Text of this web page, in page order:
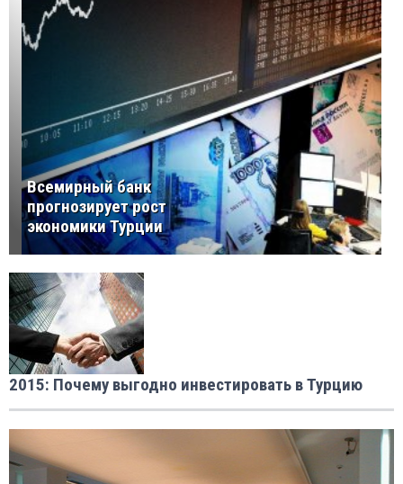
Всемирный банк
прогнозирует рост
экономики Турции
2015: Почему выгодно инвестировать в Турцию